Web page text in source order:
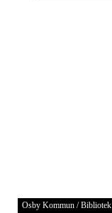
Osby Kommun / Bibliotek